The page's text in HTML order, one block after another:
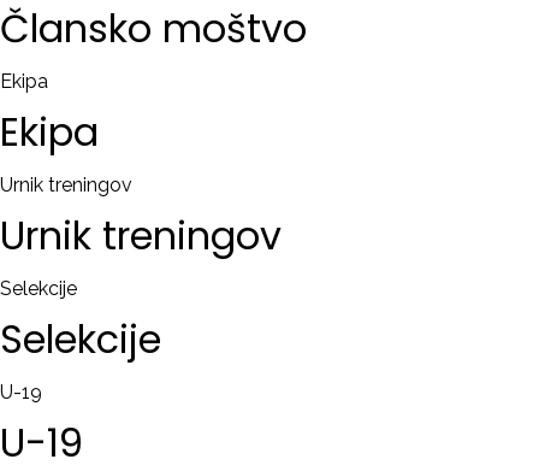
Člansko moštvo
Ekipa
Ekipa
Urnik treningov
Urnik treningov
Selekcije
Selekcije
U-19
U-19
Remember
/